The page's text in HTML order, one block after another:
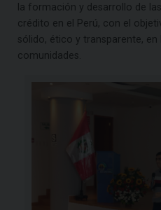
la formación y desarrollo de
crédito en el Perú, con el
sólido, ético y transparente,
comunidades.